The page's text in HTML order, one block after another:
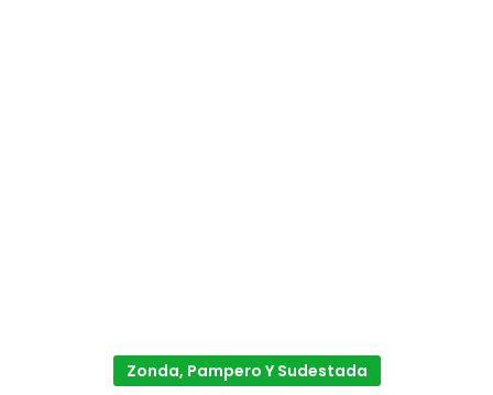
Zonda, Pampero Y Sudestada